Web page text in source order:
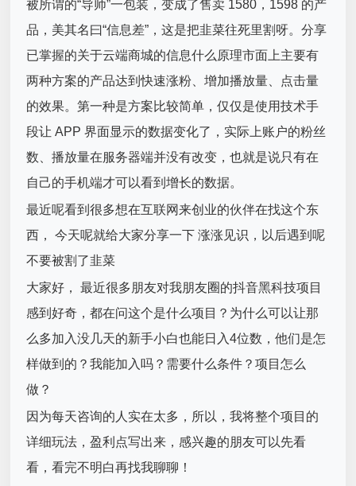
被所谓的“导师”一包装，变成了售卖 1580，1598 的产
品，美其名曰“信息差”，这是把韭菜往死里割呀。分享
已掌握的关于云端商城的信息什么原理市面上主要有
两种方案的产品达到快速涨粉、增加播放量、点击量
的效果。第一种是方案比较简单，仅仅是使用技术手
段让 APP 界面显示的数据变化了，实际上账户的粉丝
数、播放量在服务器端并没有改变，也就是说只有在
自己的手机端才可以看到增长的数据。
最近呢看到很多想在互联网来创业的伙伴在找这个东
西， 今天呢就给大家分享一下 涨涨见识，以后遇到呢
不要被割了韭菜
大家好， 最近很多朋友对我朋友圈的抖音黑科技项目
感到好奇，都在问这个是什么项目？为什么可以让那
么多加入没几天的新手小白也能日入4位数，他们是怎
样做到的？我能加入吗？需要什么条件？项目怎么
做？
因为每天咨询的人实在太多，所以，我将整个项目的
详细玩法，盈利点写出来，感兴趣的朋友可以先看
看，看完不明白再找我聊聊！